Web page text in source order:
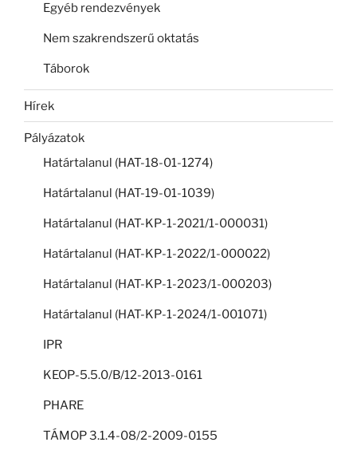
Egyéb rendezvények
Nem szakrendszerű oktatás
Táborok
Hírek
Pályázatok
Határtalanul (HAT-18-01-1274)
Határtalanul (HAT-19-01-1039)
Határtalanul (HAT-KP-1-2021/1-000031)
Határtalanul (HAT-KP-1-2022/1-000022)
Határtalanul (HAT-KP-1-2023/1-000203)
Határtalanul (HAT-KP-1-2024/1-001071)
IPR
KEOP-5.5.0/B/12-2013-0161
PHARE
TÁMOP 3.1.4-08/2-2009-0155